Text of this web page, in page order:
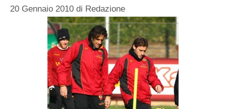
20 Gennaio 2010 di Redazione